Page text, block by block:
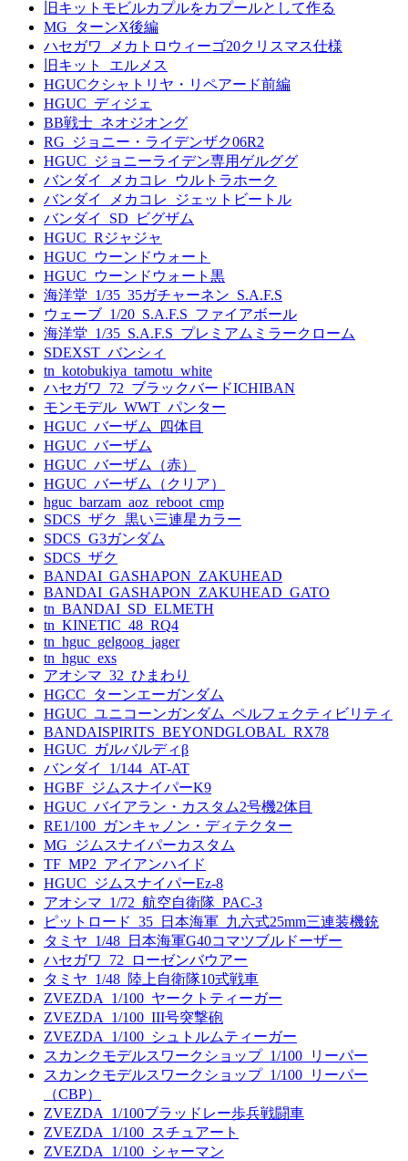
旧キットモビルカプルをカプールとして作る
MG_ターンX後編
ハセガワ_メカトロウィーゴ20クリスマス仕様
旧キット_エルメス
HGUCクシャトリヤ・リペアード前編
HGUC_ディジェ
BB戦士_ネオジオング
RG_ジョニー・ライデンザク06R2
HGUC_ジョニーライデン専用ゲルググ
バンダイ_メカコレ_ウルトラホーク
バンダイ_メカコレ_ジェットビートル
バンダイ_SD_ビグザム
HGUC_Rジャジャ
HGUC_ウーンドウォート
HGUC_ウーンドウォート黒
海洋堂_1/35_35ガチャーネン_S.A.F.S
ウェーブ_1/20_S.A.F.S_ファイアボール
海洋堂_1/35_S.A.F.S_プレミアムミラークローム
SDEXST_バンシィ
tn_kotobukiya_tamotu_white
ハセガワ_72_ブラックバードICHIBAN
モンモデル_WWT_パンター
HGUC_バーザム_四体目
HGUC_バーザム
HGUC_バーザム（赤）
HGUC_バーザム（クリア）
hguc_barzam_aoz_reboot_cmp
SDCS_ザク_黒い三連星カラー
SDCS_G3ガンダム
SDCS_ザク
BANDAI_GASHAPON_ZAKUHEAD
BANDAI_GASHAPON_ZAKUHEAD_GATO
tn_BANDAI_SD_ELMETH
tn_KINETIC_48_RQ4
tn_hguc_gelgoog_jager
tn_hguc_exs
アオシマ_32_ひまわり
HGCC_ターンエーガンダム
HGUC_ユニコーンガンダム_ペルフェクティビリティ
BANDAISPIRITS_BEYONDGLOBAL_RX78
HGUC_ガルバルディβ
バンダイ_1/144_AT-AT
HGBF_ジムスナイパーK9
HGUC_バイアラン・カスタム2号機2体目
RE1/100_ガンキャノン・ディテクター
MG_ジムスナイパーカスタム
TF_MP2_アイアンハイド
HGUC_ジムスナイパーEz-8
アオシマ_1/72_航空自衛隊_PAC-3
ピットロード_35_日本海軍_九六式25mm三連装機銃
タミヤ_1/48_日本海軍G40コマツブルドーザー
ハセガワ_72_ローゼンバウアー
タミヤ_1/48_陸上自衛隊10式戦車
ZVEZDA_1/100_ヤークトティーガー
ZVEZDA_1/100_III号突撃砲
ZVEZDA_1/100_シュトルムティーガー
スカンクモデルスワークショップ_1/100_リーパー
スカンクモデルスワークショップ_1/100_リーパー
（CBP）
ZVEZDA_1/100ブラッドレー歩兵戦闘車
ZVEZDA_1/100_スチュアート
ZVEZDA_1/100_シャーマン